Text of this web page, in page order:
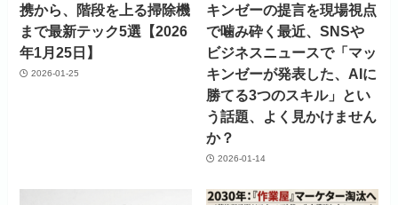
携から、階段を上る掃除機
まで最新テック5選【2026
年1月25日】
2026-01-25
キンゼーの提言を現場視点
で噛み砕く最近、SNSや
ビジネスニュースで「マッ
キンゼーが発表した、AIに
勝てる3つのスキル」とい
う話題、よく見かけません
か？
2026-01-14